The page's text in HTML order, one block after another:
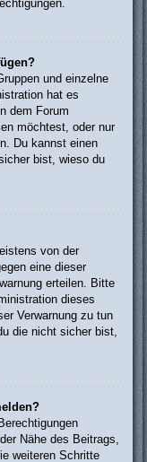
und einzelne
hat es
dem Forum
möchtest, oder nur
Du kannst einen
bist, wieso du
von der
eine dieser
erteilen. Bitte
dieses
Verwarnung zu tun
die nicht sicher bist,
Nähe des Beitrags,
weiteren Schritte